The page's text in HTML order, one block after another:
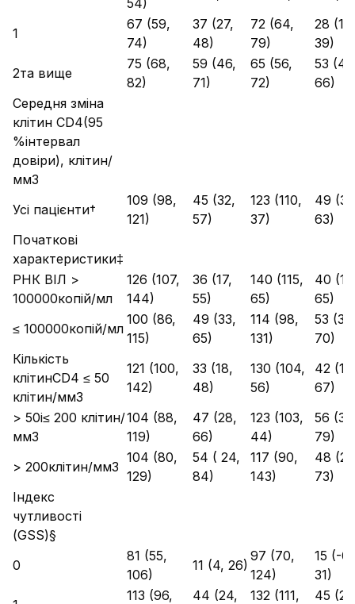
54)
1
67 (59,
74)
37 (27,
48)
72 (64,
79)
28 (19,
39)
2та вище
75 (68,
82)
59 (46,
71)
65 (56,
72)
53
66)
Середня зміна
клітин CD4(95
%інтервал
довіри), клітин/
мм3
Усі пацієнти†
109 (98,
121)
45 (32,
57)
123 (110,
37)
49
63)
Початкові
характеристики‡
РНК ВІЛ >
100000копій/мл
126 (107,
144)
36 (17,
55)
140 (115,
65)
40
65)
≤ 100000копій/мл
100 (86,
115)
49 (33,
65)
114 (98,
131)
53 (36,
70)
Кількість
клітинCD4 ≤ 50
клітин/мм3
121 (100,
142)
33 (18,
48)
130 (104,
56)
42 (17,
67)
> 50і≤ 200 клітин/
мм3
104 (88,
119)
47 (28,
66)
123 (103,
44)
56
79)
> 200клітин/мм3
104 (80,
129)
54 ( 24,
84)
117 (90,
143)
48
73)
Індекс
чутливості
(GSS)§
0
81 (55,
106)
11 (4, 26)
97 (70,
124)
15 (-0,
31)
113 (96,
44 (24,
132 (111,
45